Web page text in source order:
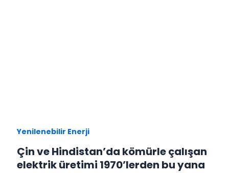
Yenilenebilir Enerji
Çin ve Hindistan’da kömürle çalışan
elektrik üretimi 1970’lerden bu yana